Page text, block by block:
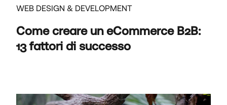
WEB DESIGN & DEVELOPMENT
Come creare un eCommerce B2B:
13 fattori di successo